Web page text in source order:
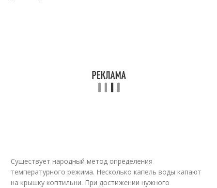
Существует народный метод определения
температурного режима. Несколько капель воды капают
на крышку коптильни. При достижении нужного